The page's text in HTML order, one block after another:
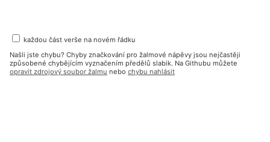
každou část verše na novém řádku
Našli jste chybu? Chyby značkování pro žalmové nápěvy jsou nejčastěji
způsobené chybějícím vyznačením předělů slabik. Na Githubu můžete
opravit zdrojový soubor žalmu nebo chybu nahlásit